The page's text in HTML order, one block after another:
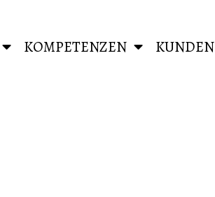
KOMPETENZEN KUNDEN